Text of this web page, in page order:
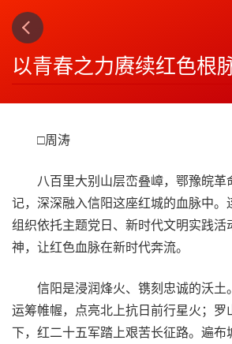
以青春之力赓续红色根
□周涛
八百里大别山层峦叠嶂，鄂豫皖革
记，深深融入信阳这座红城的血脉中
组织依托主题党日、新时代文明实践活
神，让红色血脉在新时代奔流。
信阳是浸润烽火、镌刻忠诚的沃土
运筹帷幄，点亮北上抗日前行星火；罗
下，红二十五军踏上艰苦长征路。遍